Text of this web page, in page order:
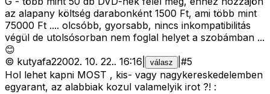
az alapany költség darabonként 1500 Ft, ami több mint
75000 Ft .... olcsóbb, gyorsabb, nincs inkompatibilitás
végül de utolsósorban nem foglal helyet a szobámban ...
😊
© kutyafa22002. 10. 22.. 16:16 válasz #5
Hol lehet kapni MOST , kis- vagy nagykereskedelemben
egyarant, az alabbiak kozul valamelyik irot ?! :